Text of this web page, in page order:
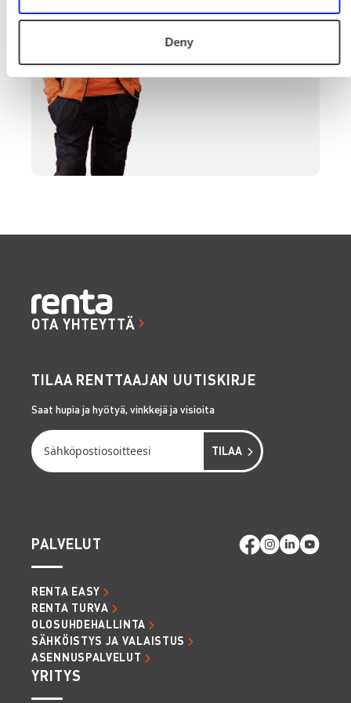
Deny
OTA YHTEYTTÄ
TILAA RENTTAAJAN UUTISKIRJE
Saat hupia ja hyötyä, vinkkejä ja visioita
PALVELUT
RENTA EASY
RENTA TURVA
OLOSUHDEHALLINTA
SÄHKÖISTYS JA VALAISTUS
ASENNUSPALVELUT
YRITYS